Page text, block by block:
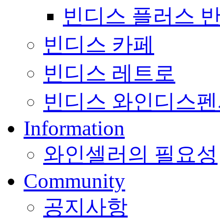
빈디스 플러스
빈디스 카페
빈디스 레트로
빈디스 와인디스
Information
와인셀러의 필요성
Community
공지사항